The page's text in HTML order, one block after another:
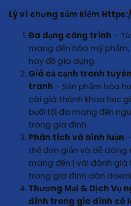
Lý vì chưng sắm kiếm
Đa dạng công trình –
mang đến hóa mỹ
hay đồ gia dụng.
Giá cả cạnh tranh
tranh – Sản phẩm hóa
cái giá thành khoa học
buổi tối đa mang đến
trong gia đình.
Phân tích và bình luận
thế đơn giản và dễ dàng
mang đến 1 vài đánh giá
trong gia đình dân
Thương Mại & Dịch Vụ
đình trong gia đình có